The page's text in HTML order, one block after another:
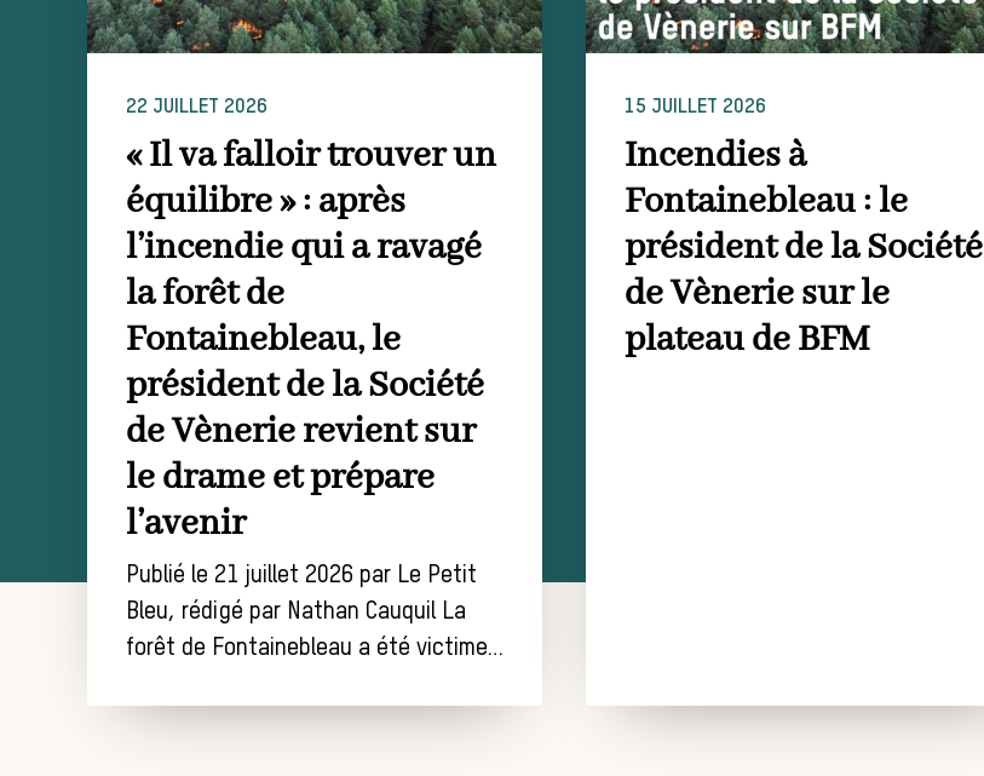
22 JUILLET 2026
« Il va falloir trouver un
équilibre » : après
l’incendie qui a ravagé
la forêt de
Fontainebleau, le
président de la Société
de Vènerie revient sur
le drame et prépare
l’avenir
Publié le 21 juillet 2026 par Le Petit
Bleu, rédigé par Nathan Cauquil La
forêt de Fontainebleau a été victime…
15 JUILLET 2026
Incendies à
Fontainebleau : le
président de la Société
de Vènerie sur le
plateau de BFM